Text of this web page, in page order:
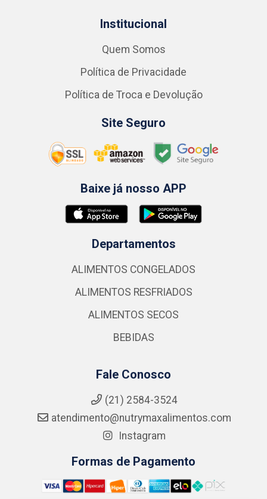
Institucional
Quem Somos
Política de Privacidade
Política de Troca e Devolução
Site Seguro
Baixe já nosso APP
Departamentos
ALIMENTOS CONGELADOS
ALIMENTOS RESFRIADOS
ALIMENTOS SECOS
BEBIDAS
Fale Conosco
(21) 2584-3524
atendimento@nutrymaxalimentos.com
Instagram
Formas de Pagamento